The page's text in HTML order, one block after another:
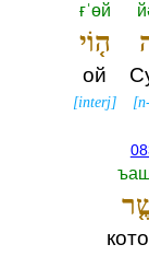
[
ғˈөй
ה֤וֹי
ой
[interj]